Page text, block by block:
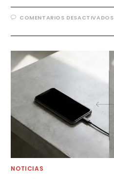
COMENTARIOS DESACTIVADOS
NOTICIAS